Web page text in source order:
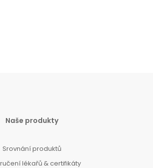
Naše produkty
Srovnání produktů
lékařů & certifikáty